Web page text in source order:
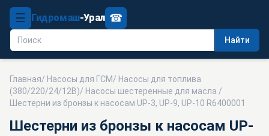
☰ Гидромаш-Урал
Найти
☎
Главная/ Насосы для ГСМ/ Насосы для топлива
(380/220/24/12В)/ Насосы шестеренные для масла /
Шестерни из бронзы к насосам UP-3, UP-9, UP-10 R6400001
Шестерни из бронзы к насосам UP-